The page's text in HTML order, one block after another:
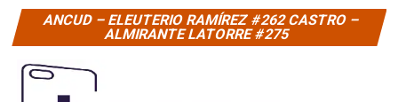
ANCUD – ELEUTERIO RAMÍREZ #262 CASTRO –
ALMIRANTE LATORRE #275